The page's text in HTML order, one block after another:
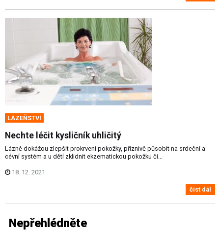
LÁZEŇSTVÍ
Nechte léčit kysličník uhličitý
Lázně dokážou zlepšit prokrvení pokožky, příznivě působit na srdeční a
cévní systém a u dětí zklidnit ekzematickou pokožku či...
18. 12. 2021
číst dál
Nepřehlédněte